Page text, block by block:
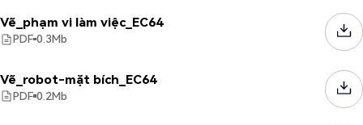
Vẽ_phạm vi làm việc_EC64
PDF 0.3Mb
Vẽ_robot-mặt bích_EC64
PDF 0.2Mb